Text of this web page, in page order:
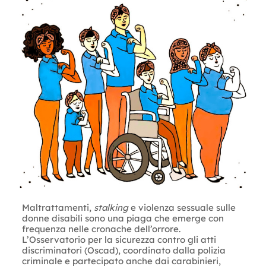
Maltrattamenti, stalkinge violenza sessuale sulle
donne disabili sono una piaga che emerge con
frequenza nelle cronache dell’orrore.
L’Osservatorio per la sicurezza contro gli atti
discriminatori (Oscad), coordinato dalla polizia
criminale e partecipato anche dai carabinieri,